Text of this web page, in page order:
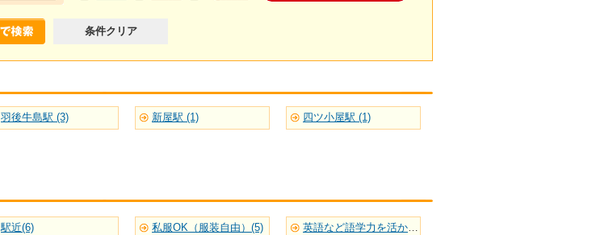
条件クリア
羽後牛島駅 (3) 新屋駅 (1) 四ツ小屋駅 (1)
駅近(6) 私服OK（服装自由）(5) 英語など語学力を活かせる(9)